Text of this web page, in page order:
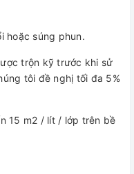
hoặc súng phun.
trộn kỹ trước khi sử
tôi đề nghị tối đa 5%
15 m2 / lít / lớp trên bề